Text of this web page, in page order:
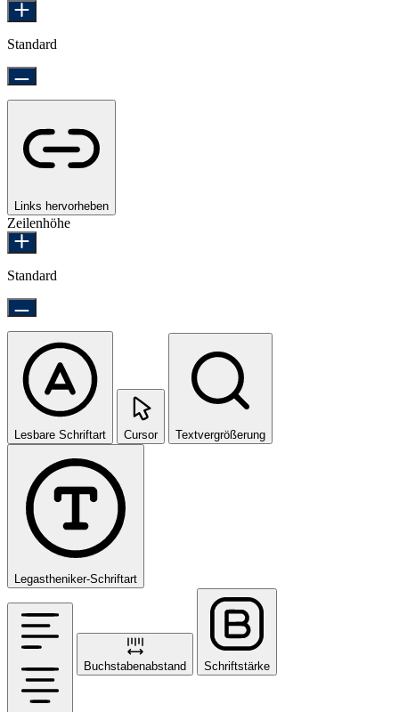
Standard
Links hervorheben
Zeilenhöhe
Standard
Lesbare Schriftart Cursor Textvergrößerung
Legastheniker-Schriftart
Buchstabenabstand Schriftstärke